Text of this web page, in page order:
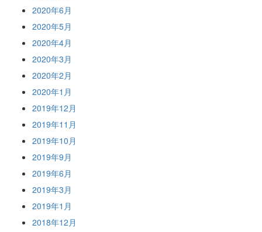
2020年6月
2020年5月
2020年4月
2020年3月
2020年2月
2020年1月
2019年12月
2019年11月
2019年10月
2019年9月
2019年6月
2019年3月
2019年1月
2018年12月